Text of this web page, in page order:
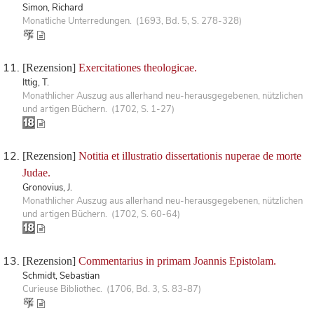
Simon, Richard
Monatliche Unterredungen. (1693, Bd. 5, S. 278-328)
[Rezension] Exercitationes theologicae.
Ittig, T.
Monathlicher Auszug aus allerhand neu-herausgegebenen, nützlichen
und artigen Büchern. (1702, S. 1-27)
[Rezension] Notitia et illustratio dissertationis nuperae de morte
Judae.
Gronovius, J.
Monathlicher Auszug aus allerhand neu-herausgegebenen, nützlichen
und artigen Büchern. (1702, S. 60-64)
[Rezension] Commentarius in primam Joannis Epistolam.
Schmidt, Sebastian
Curieuse Bibliothec. (1706, Bd. 3, S. 83-87)